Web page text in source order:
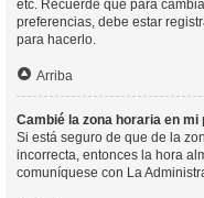
etc. Recuerde que para
preferencias, debe estar
para hacerlo.
Arriba
Cambié la zona horaria en
Si está seguro de que de la
incorrecta, entonces la hora
comuníquese con La